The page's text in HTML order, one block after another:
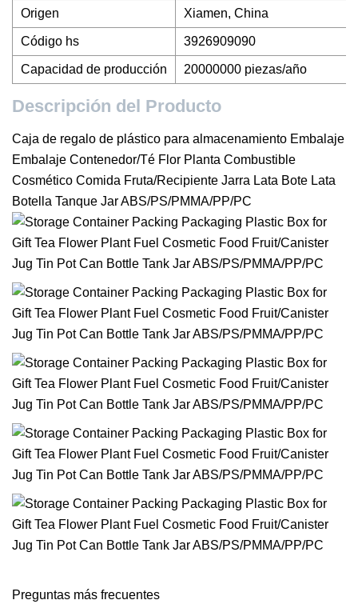
Origen Xiamen, China
Código hs 3926909090
Capacidad de producción 20000000 piezas/año
Descripción del Producto
Caja de regalo de plástico para almacenamiento Embalaje
Embalaje Contenedor/Té Flor Planta Combustible
Cosmético Comida Fruta/Recipiente Jarra Lata Bote Lata
Botella Tanque Jar ABS/PS/PMMA/PP/PC
Preguntas más frecuentes